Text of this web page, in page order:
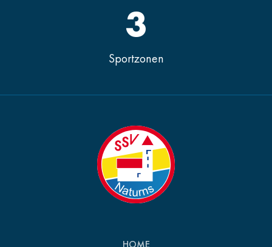
Sportzonen
3
HOME